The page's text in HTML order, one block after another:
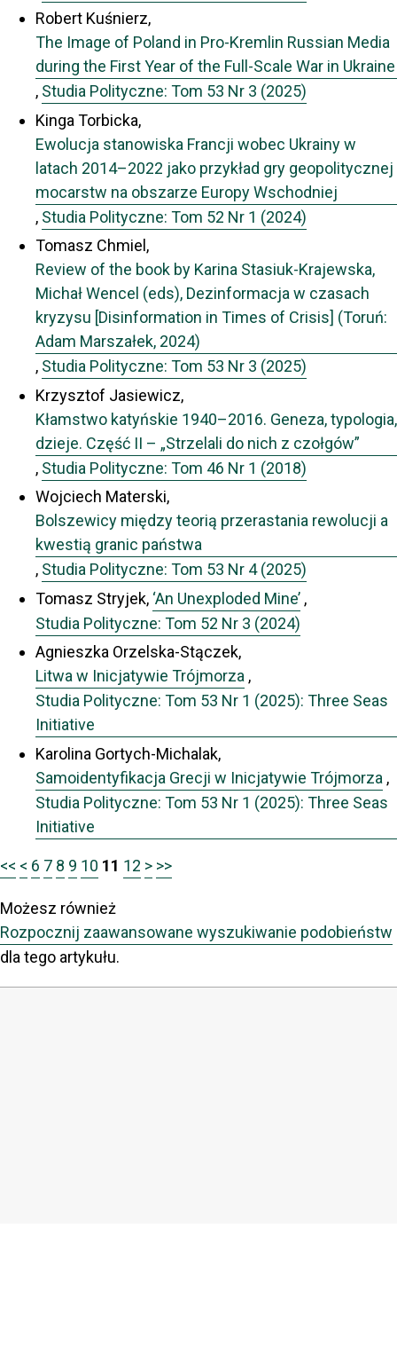
Robert Kuśnierz,
The Image of Poland in Pro-Kremlin Russian Media
during the First Year of the Full-Scale War in Ukraine
, Studia Polityczne: Tom 53 Nr 3 (2025)
Kinga Torbicka,
Ewolucja stanowiska Francji wobec Ukrainy w
latach 2014–2022 jako przykład gry geopolitycznej
mocarstw na obszarze Europy Wschodniej
, Studia Polityczne: Tom 52 Nr 1 (2024)
Tomasz Chmiel,
Review of the book by Karina Stasiuk-Krajewska,
Michał Wencel (eds), Dezinformacja w czasach
kryzysu [Disinformation in Times of Crisis] (Toruń:
Adam Marszałek, 2024)
, Studia Polityczne: Tom 53 Nr 3 (2025)
Krzysztof Jasiewicz,
Kłamstwo katyńskie 1940–2016. Geneza, typologia,
dzieje. Część II – „Strzelali do nich z czołgów”
, Studia Polityczne: Tom 46 Nr 1 (2018)
Wojciech Materski,
Bolszewicy między teorią przerastania rewolucji a
kwestią granic państwa
, Studia Polityczne: Tom 53 Nr 4 (2025)
Tomasz Stryjek, ‘An Unexploded Mine’ ,
Studia Polityczne: Tom 52 Nr 3 (2024)
Agnieszka Orzelska-Stączek,
Litwa w Inicjatywie Trójmorza ,
Studia Polityczne: Tom 53 Nr 1 (2025): Three Seas
Initiative
Karolina Gortych-Michalak,
Samoidentyfikacja Grecji w Inicjatywie Trójmorza ,
Studia Polityczne: Tom 53 Nr 1 (2025): Three Seas
Initiative
<< < 6 7 8 9 10 11 12 > >>
Możesz również
Rozpocznij zaawansowane wyszukiwanie podobieństw
dla tego artykułu.